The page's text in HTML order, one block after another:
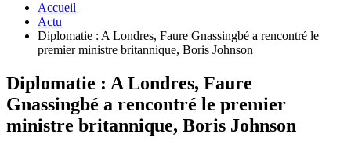
Accueil
Actu
Diplomatie : A Londres, Faure Gnassingbé a rencontré le
premier ministre britannique, Boris Johnson
Diplomatie : A Londres, Faure
Gnassingbé a rencontré le premier
ministre britannique, Boris Johnson